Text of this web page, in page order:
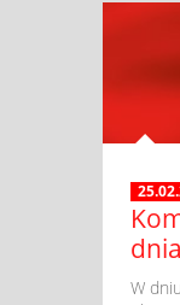
W